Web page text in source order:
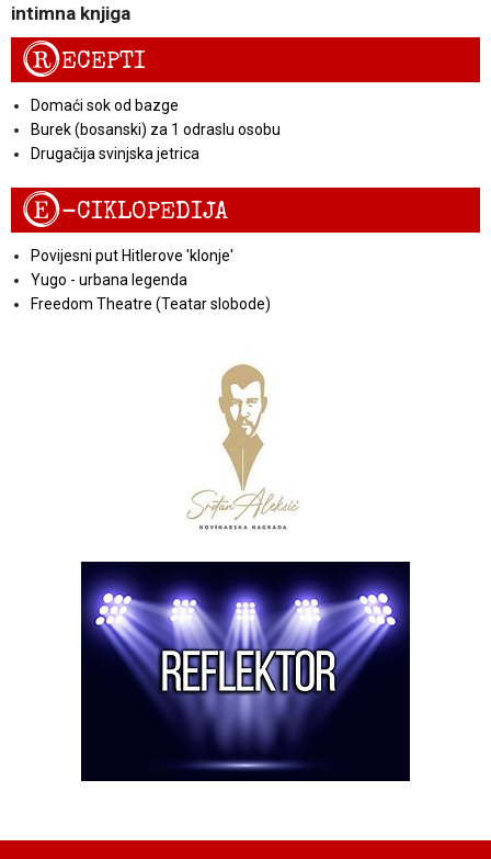
intimna knjiga
RECEPTI
Domaći sok od bazge
Burek (bosanski) za 1 odraslu osobu
Drugačija svinjska jetrica
E-CIKLOPEDIJA
Povijesni put Hitlerove 'klonje'
Yugo - urbana legenda
Freedom Theatre (Teatar slobode)